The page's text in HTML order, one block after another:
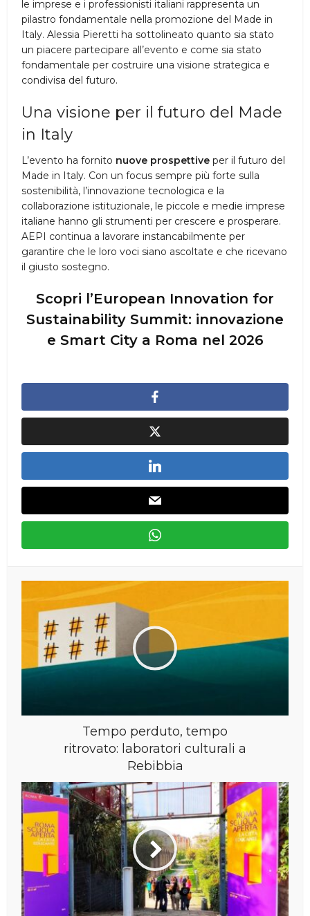
le imprese e i professionisti italiani rappresenta un
pilastro fondamentale nella promozione del Made in
Italy. Alessia Pieretti ha sottolineato quanto sia stato
un piacere partecipare all’evento e come sia stato
fondamentale per costruire una visione strategica e
condivisa del futuro.
Una visione per il futuro del Made
in Italy
L’evento ha fornito nuove prospettive per il futuro del
Made in Italy. Con un focus sempre più forte sulla
sostenibilità, l’innovazione tecnologica e la
collaborazione istituzionale, le piccole e medie imprese
italiane hanno gli strumenti per crescere e prosperare.
AEPI continua a lavorare instancabilmente per
garantire che le loro voci siano ascoltate e che ricevano
il giusto sostegno.
Scopri l’European Innovation for
Sustainability Summit: innovazione
e Smart City a Roma nel 2026
Tempo perduto, tempo
ritrovato: laboratori culturali a
Rebibbia